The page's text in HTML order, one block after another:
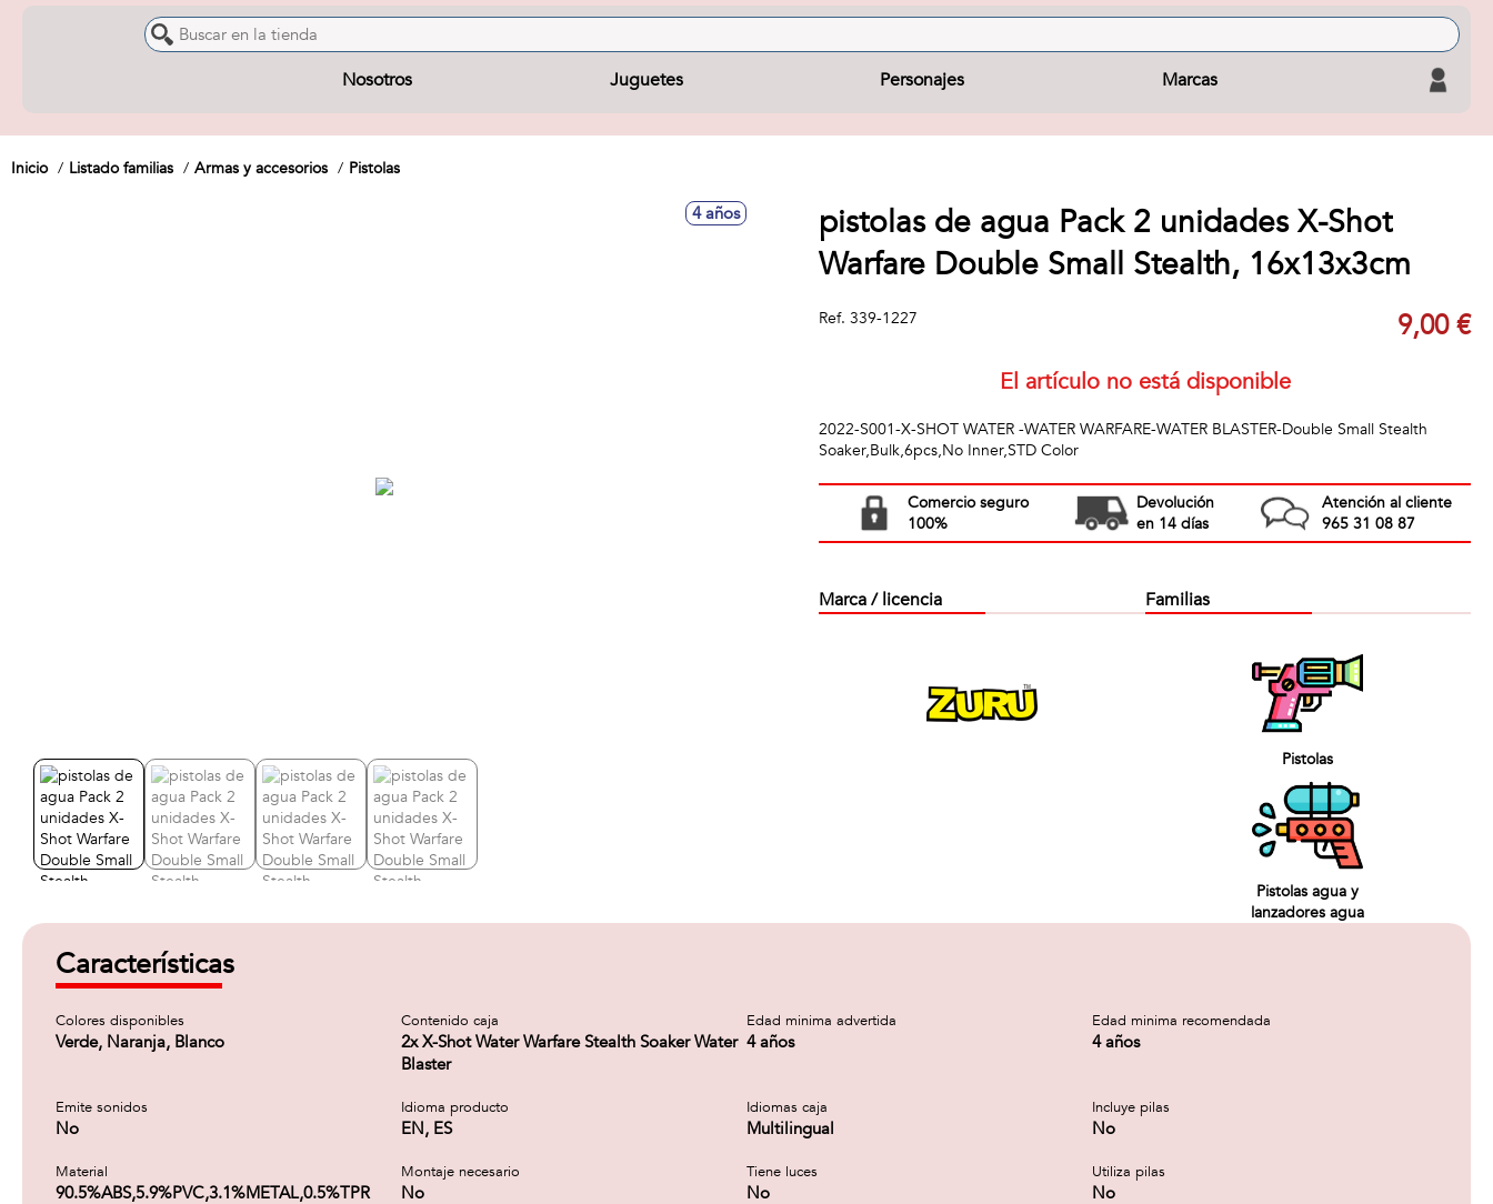
Nosotros Juguetes Personajes Marcas
Inicio Listado familias Armas y accesorios Pistolas
4 años
pistolas de agua Pack 2 unidades X-Shot
Warfare Double Small Stealth, 16x13x3cm
Ref. 339-1227 9,00 €
El artículo no está disponible
2022-S001-X-SHOT WATER -WATER WARFARE-WATER BLASTER-Double Small Stealth
Soaker,Bulk,6pcs,No Inner,STD Color
Comercio seguro
100%
Devolución
en 14 días
Atención al cliente
965 31 08 87
Marca / licencia Familias
Pistolas
Pistolas agua y
lanzadores agua
Características
Colores disponibles
Verde, Naranja, Blanco
Contenido caja
2x X-Shot Water Warfare Stealth Soaker Water
Blaster
Edad minima advertida
4 años
Edad minima recomendada
4 años
Emite sonidos
No
Idioma producto
EN, ES
Idiomas caja
Multilingual
Incluye pilas
No
Material
90.5%ABS,5.9%PVC,3.1%METAL,0.5%TPR
Montaje necesario
No
Tiene luces
No
Utiliza pilas
No